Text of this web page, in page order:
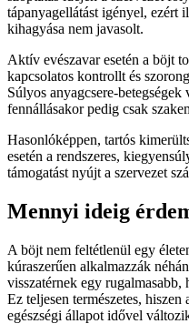
tápanyagellátást igényel, ezért
kihagyása nem javasolt.
Aktív evészavar esetén a böjt
kapcsolatos kontrollt és
Súlyos anyagcsere-
fennállásakor pedig csak
Hasonlóképpen, tartós
esetén a rendszeres,
támogatást nyújt a szervezet
Mennyi ideig
A böjt nem feltétlenül egy
kúraszerűen alkalmazzák
visszatérnek egy rugalmasabb,
Ez teljesen természetes, hiszen
egészségi állapot idővel